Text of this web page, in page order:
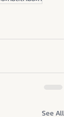
See All